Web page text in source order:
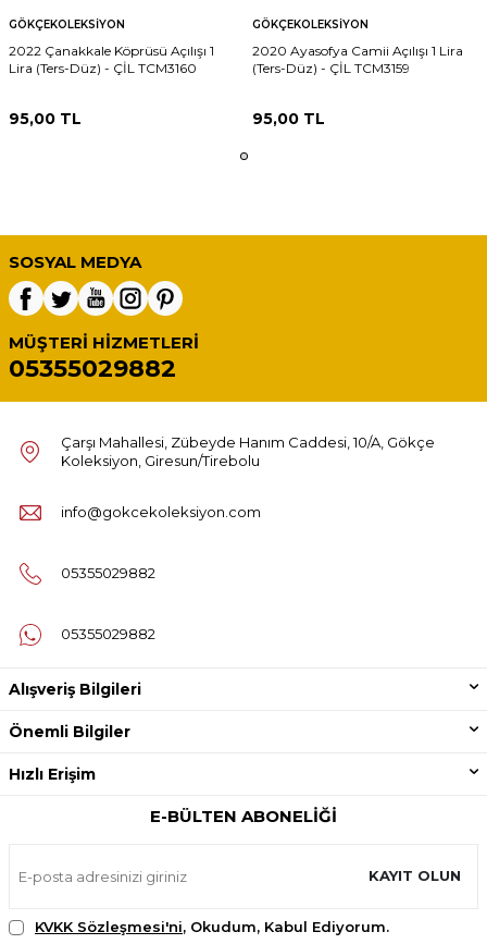
GÖKÇEKOLEKSIYON
2022 Çanakkale Köprüsü Açılışı 1
Lira (Ters-Düz) - ÇİL TCM3160
95,00 TL
GÖKÇEKOLEKSIYON
2020 Ayasofya Camii Açılışı 1 Lira
(Ters-Düz) - ÇİL TCM3159
95,00TL
SOSYAL MEDYA
MÜŞTERI HIZMETLERI
05355029882
Çarşı Mahallesi, Zübeyde Hanım Caddesi, 10/A, Gökçe
Koleksiyon, Giresun/Tirebolu
info@gokcekoleksiyon.com
05355029882
05355029882
Alışveriş Bilgileri
Önemli Bilgiler
Hızlı Erişim
E-BÜLTEN ABONELIĞI
KAYIT OLUN
KVKK Sözleşmesi'ni, Okudum, Kabul Ediyorum.